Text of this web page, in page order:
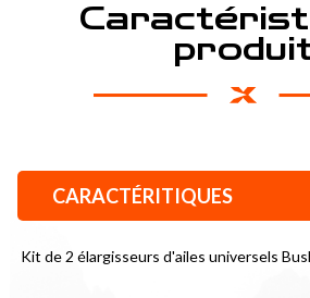
CARACTÉRITIQUES
Kit de 2 élargisseurs d'ailes universels